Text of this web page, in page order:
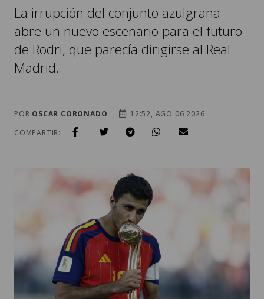
La irrupción del conjunto azulgrana
abre un nuevo escenario para el futuro
de Rodri, que parecía dirigirse al Real
Madrid.
POR OSCAR CORONADO
12:52, AGO 06 2026
COMPARTIR: